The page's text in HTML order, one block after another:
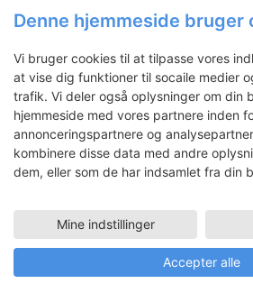
Mette Frandsen: Sin
Dorte Lausten
Faciliteter
01.11.2004 - 03.11.2004
Denne hjemmeside bruger
Vi bruger cookies til at tilpasse vores
at vise dig funktioner til socaile medier
trafik. Vi deler også oplysninger om din
hjemmeside med vores partnere inden
annonceringspartnere og
kombinere disse data med andre
dem, eller som de har indsamlet fra din
Mine indstillinger
Accepter alle